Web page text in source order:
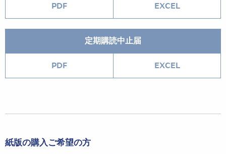
PDF EXCEL
定期購読中止届
PDF EXCEL
紙版の購入ご希望の方